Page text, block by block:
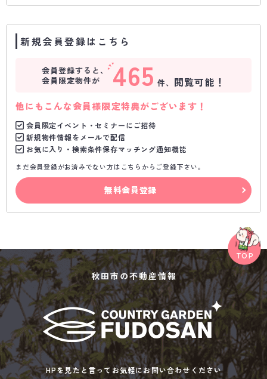
新規会員登録はこちら
会員登録すると、
会員限定物件が
465 件、 閲覧可能！
他にもこんな会員様限定特典がございます！
会員限定イベント・セミナーにご招待
新規物件情報をメールで配信
お気に入り・検索条件保存マッチング通知機能
まだ会員登録がお済みでない方はこちらからご登録下さい。
無料会員登録
秋田市の不動産情報
HPを見たと言ってお気軽にお問い合わせください